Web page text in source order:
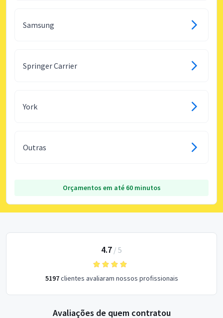
Samsung
Springer Carrier
York
Outras
Orçamentos em até 60 minutos
4.7 / 5
5197clientes avaliaram nossos profissionais
Avaliações de quem contratou